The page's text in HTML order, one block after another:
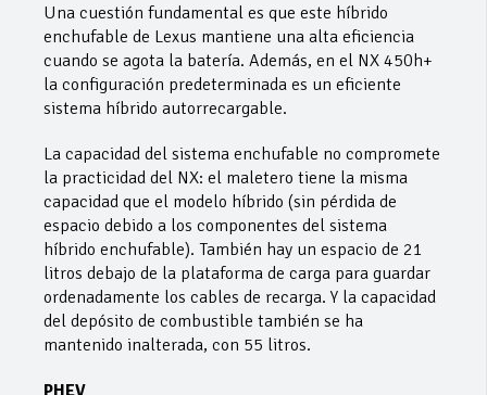
Una cuestión fundamental es que este híbrido
enchufable de Lexus mantiene una alta eficiencia
cuando se agota la batería. Además, en el NX 450h+
la configuración predeterminada es un eficiente
sistema híbrido autorrecargable.
La capacidad del sistema enchufable no compromete
la practicidad del NX: el maletero tiene la misma
capacidad que el modelo híbrido (sin pérdida de
espacio debido a los componentes del sistema
híbrido enchufable). También hay un espacio de 21
litros debajo de la plataforma de carga para guardar
ordenadamente los cables de recarga. Y la capacidad
del depósito de combustible también se ha
mantenido inalterada, con 55 litros.
PHEV